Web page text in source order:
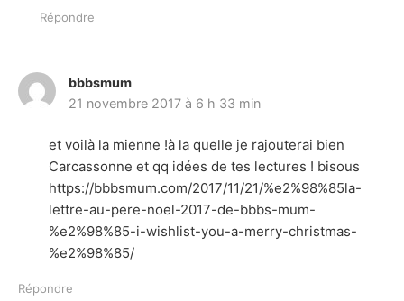
Répondre
bbbsmum
i
:
21 novembre 2017 à 6 h 33 min
et voilà la mienne !à la quelle je rajouterai bien
Carcassonne et qq idées de tes lectures ! bisous
https://bbbsmum.com/2017/11/21/%e2%98%85la-
lettre-au-pere-noel-2017-de-bbbs-mum-
%e2%98%85-i-wishlist-you-a-merry-christmas-
%e2%98%85/
Répondre